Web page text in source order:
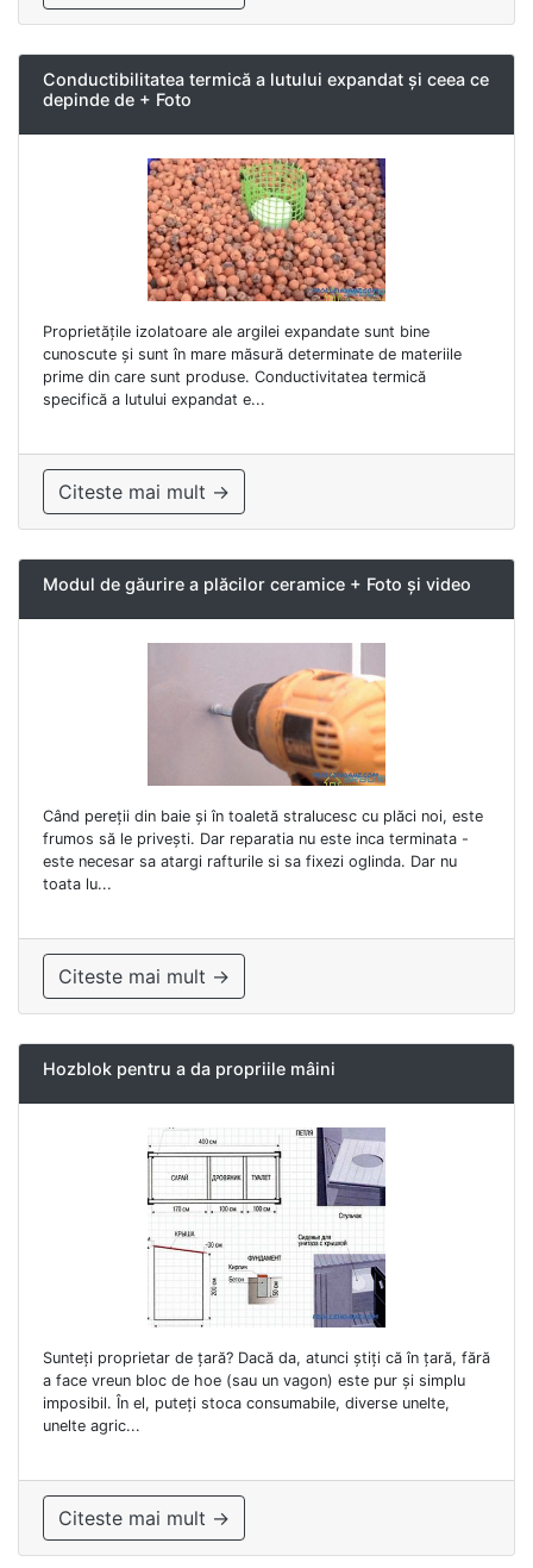
Conductibilitatea termică a lutului expandat și ceea ce
depinde de + Foto
Proprietățile izolatoare ale argilei expandate sunt bine
cunoscute și sunt în mare măsură determinate de materiile
prime din care sunt produse. Conductivitatea termică
specifică a lutului expandat e...
Citeste mai mult →
Modul de găurire a plăcilor ceramice + Foto și video
Când pereții din baie și în toaletă stralucesc cu plăci noi, este
frumos să le privești. Dar reparatia nu este inca terminata -
este necesar sa atargi rafturile si sa fixezi oglinda. Dar nu
toata lu...
Citeste mai mult →
Hozblok pentru a da propriile mâini
Sunteți proprietar de țară? Dacă da, atunci știți că în țară, fără
a face vreun bloc de hoe (sau un vagon) este pur și simplu
imposibil. În el, puteți stoca consumabile, diverse unelte,
unelte agric...
Citeste mai mult →